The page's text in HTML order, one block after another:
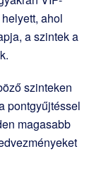
ahol
a szintek a
szinteken
pontgyűjtéssel
magasabb